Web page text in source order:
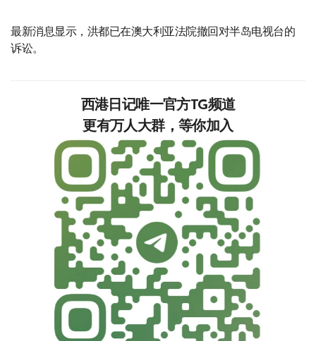
最新消息显示，洪都已在澳大利亚法院撤回对半岛电视台的
诉讼。
西港日记唯一官方TG频道
更有万人大群，等你加入‍‍‍‍‍‍‍‍‍‍‍‍‍